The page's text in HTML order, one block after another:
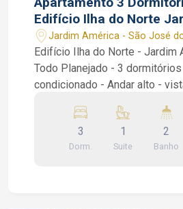
Edifício Ilha do Norte
SJC SP Vaga Coberta
Jardim América - São José
Edifício Ilha do Norte - Jardim
Todo Planejado - 3
condicionado - Andar alto -
dormitórios sendo 1 suíte,
Sacada, Banheiro Social,
de serviço / lavanderia. Vaga
3
Dorm.
1
Suite
2
Banho